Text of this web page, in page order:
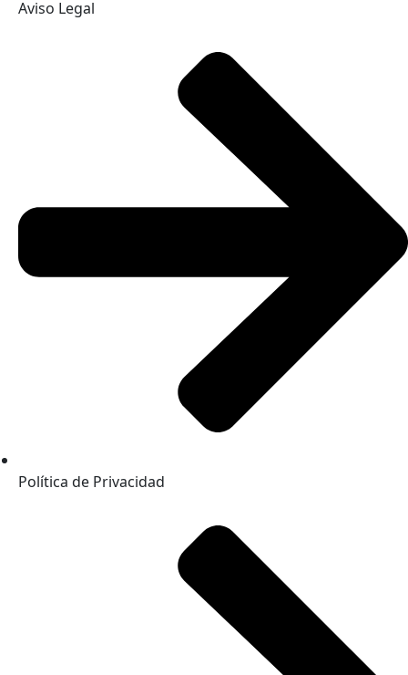
Aviso Legal
Política de Privacidad